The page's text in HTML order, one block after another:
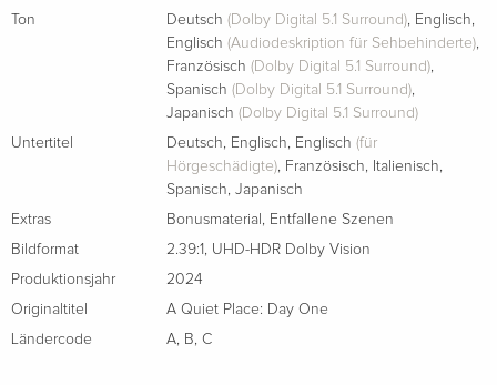
Ton
Deutsch (Dolby Digital 5.1 Surround), Englisch,
Englisch (Audiodeskription für Sehbehinderte),
Französisch (Dolby Digital 5.1 Surround),
Spanisch (Dolby Digital 5.1 Surround),
Japanisch (Dolby Digital 5.1 Surround)
Untertitel
Deutsch, Englisch, Englisch (für
Hörgeschädigte), Französisch, Italienisch,
Spanisch, Japanisch
Extras
Bonusmaterial , Entfallene Szenen
Bildformat
2.39:1, UHD-HDR Dolby Vision
Produktionsjahr
2024
Originaltitel
A Quiet Place: Day One
Ländercode
A, B, C